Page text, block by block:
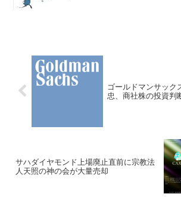
日の日米金融政策
ゴールドマンサック
忠、商社株の投資判
サハダイヤモンド上場廃止直前に宗教法
人天照の神の会が大量売却